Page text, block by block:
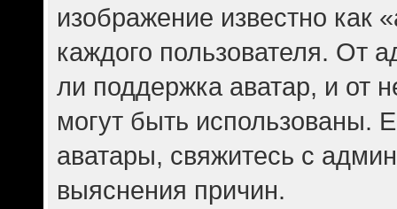
изображение известно как
каждого пользователя. От
ли поддержка аватар, и от
могут быть использованы.
аватары, свяжитесь с
выяснения причин.